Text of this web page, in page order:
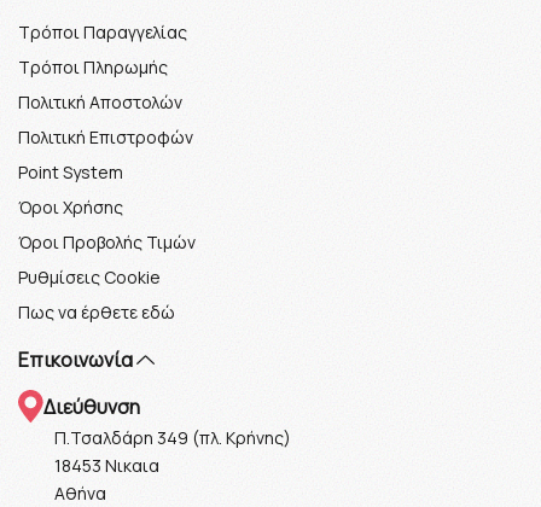
Τρόποι Παραγγελίας
Τρόποι Πληρωμής
Πολιτική Αποστολών
Πολιτική Επιστροφών
Point System
Όροι Χρήσης
Όροι Προβολής Τιμών
Ρυθμίσεις Cookie
Πως να έρθετε εδώ
Επικοινωνία
Διεύθυνση
Π.Τσαλδάρη 349 (πλ. Κρήνης)
18453 Νικαια
Αθήνα